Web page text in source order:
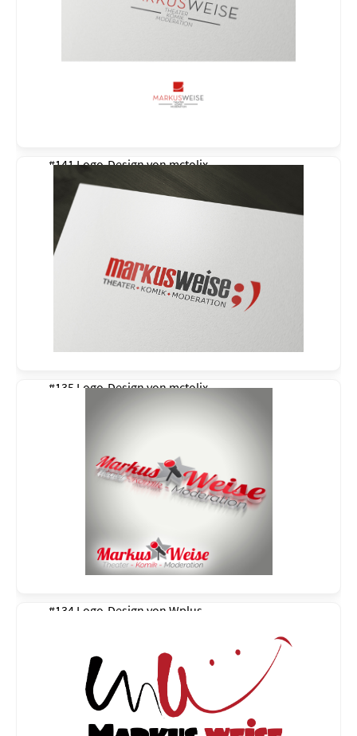
#141 Logo-Design vonmctolix
#135 Logo-Design vonmctolix
#134 Logo-Design von Wplus